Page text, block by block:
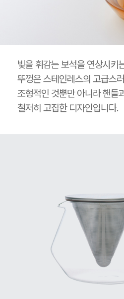
빛을 휘감는 보석을 연상시키
뚜껑은 스테인레스의 고급스
조형적인 것뿐만 아니라 핸들
철저히 고집한 디자인입니다.